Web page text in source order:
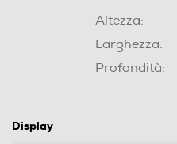
Altezza:
Larghezza:
Profondità:
Display